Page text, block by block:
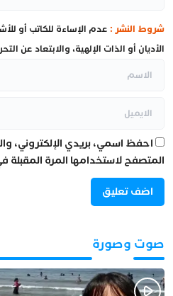
شروط النشر : عدم الإساءة للكاتب أو
الأديان أو الذات الإلهية، والابتعاد عن
احفظ اسمي، بريدي الإلكتروني،
المتصفح لاستخدامها المرة المقبلة
صوت وصورة